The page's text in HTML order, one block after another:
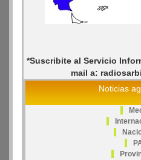
*Suscribite al Servicio
mail a:
Noticias